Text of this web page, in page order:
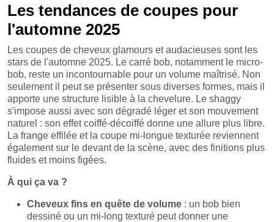
Les tendances de coupes pour
l'automne 2025
Les coupes de cheveux glamours et audacieuses sont les
stars de l'automne 2025. Le carré bob, notamment le micro-
bob, reste un incontournable pour un volume maîtrisé. Non
seulement il peut se présenter sous diverses formes, mais il
apporte une structure lisible à la chevelure. Le shaggy
s'impose aussi avec son dégradé léger et son mouvement
naturel : son effet coiffé-décoiffé donne une allure plus libre.
La frange effilée et la coupe mi-longue texturée reviennent
également sur le devant de la scène, avec des finitions plus
fluides et moins figées.
À qui ça va ?
Cheveux fins en quête de volume : un bob bien
dessiné ou un mi-long texturé peut donner une